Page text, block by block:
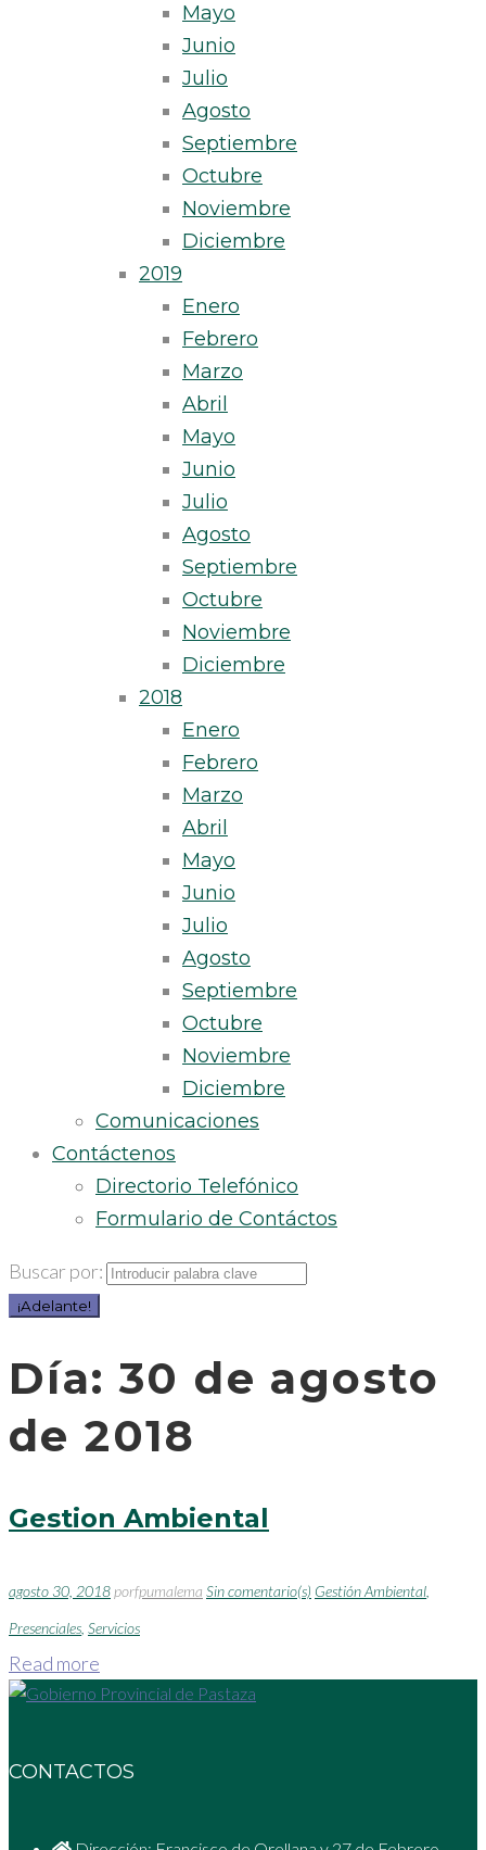
Mayo
Junio
Julio
Agosto
Septiembre
Octubre
Noviembre
Diciembre
2019
Enero
Febrero
Marzo
Abril
Mayo
Junio
Julio
Agosto
Septiembre
Octubre
Noviembre
Diciembre
2018
Enero
Febrero
Marzo
Abril
Mayo
Junio
Julio
Agosto
Septiembre
Octubre
Noviembre
Diciembre
Comunicaciones
Contáctenos
Directorio Telefónico
Formulario de Contáctos
Buscar por:
¡Adelante!
Día:30 de agosto
de 2018
Gestion Ambiental
agosto 30, 2018porfpumalema Sin comentario(s) Gestión Ambiental
Presenciales Servicios
Read more
CONTACTOS